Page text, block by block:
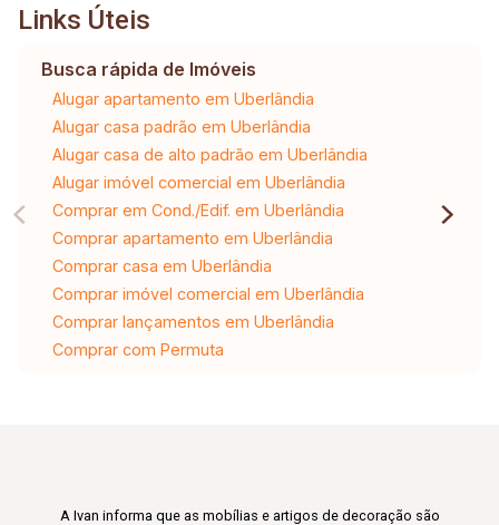
Links Úteis
Busca rápida de Imóveis
Alugar apartamento em Uberlândia
Alugar casa padrão em Uberlândia
Alugar casa de alto padrão em Uberlândia
Alugar imóvel comercial em Uberlândia
Comprar em Cond./Edif. em Uberlândia
Comprar apartamento em Uberlândia
Comprar casa em Uberlândia
Comprar imóvel comercial em Uberlândia
Comprar lançamentos em Uberlândia
Comprar com Permuta
A Ivan informa que as mobílias e artigos de decoração são